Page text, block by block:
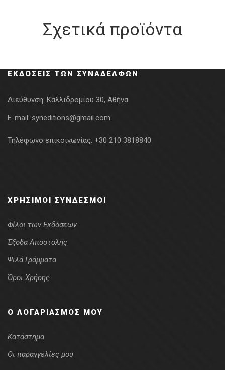
Σχετικά προϊόντα
ΕΚΔΌΣΕΙΣ ΤΩΝ ΣΥΝΑΔΈΛΦΩΝ
Διεύθυνση: Καλλιδρομίου 30, Αθήνα
E-mail: syneditions@gmail.com
Τηλέφωνο επικοινωνίας: +30 210 3818840
ΧΡΉΣΙΜΟΙ ΣΎΝΔΕΣΜΟΙ
Φίλοι των Εκδόσεων
Έξοδα Αποστολής
Ψιλά Γράμματα
Όροι Χρήσης
Ο ΛΟΓΑΡΙΑΣΜΌΣ ΜΟΥ
Κατάστημα
Οι παραγγελίες μου